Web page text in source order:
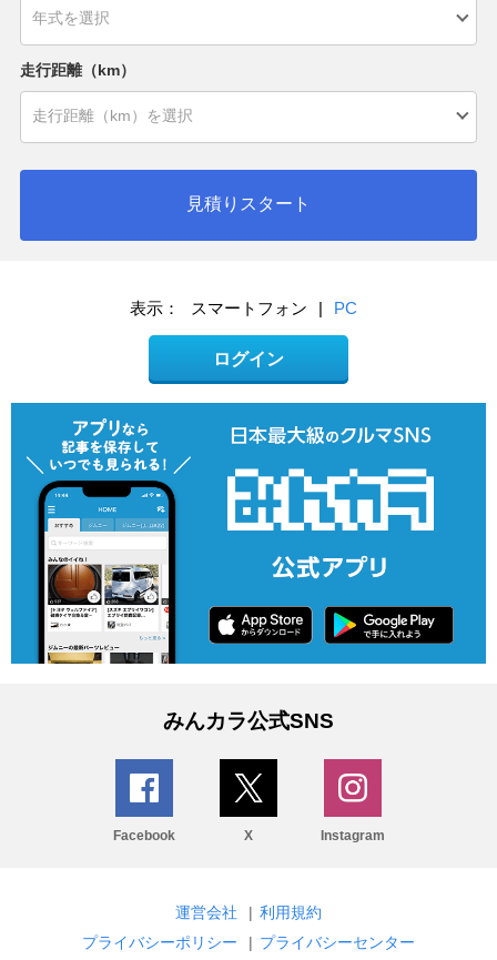
走行距離（km）
見積りスタート
表示： スマートフォン | PC
ログイン
みんカラ公式SNS
Facebook X Instagram
運営会社 | 利用規約
プライバシーポリシー
| プライバシーセンター